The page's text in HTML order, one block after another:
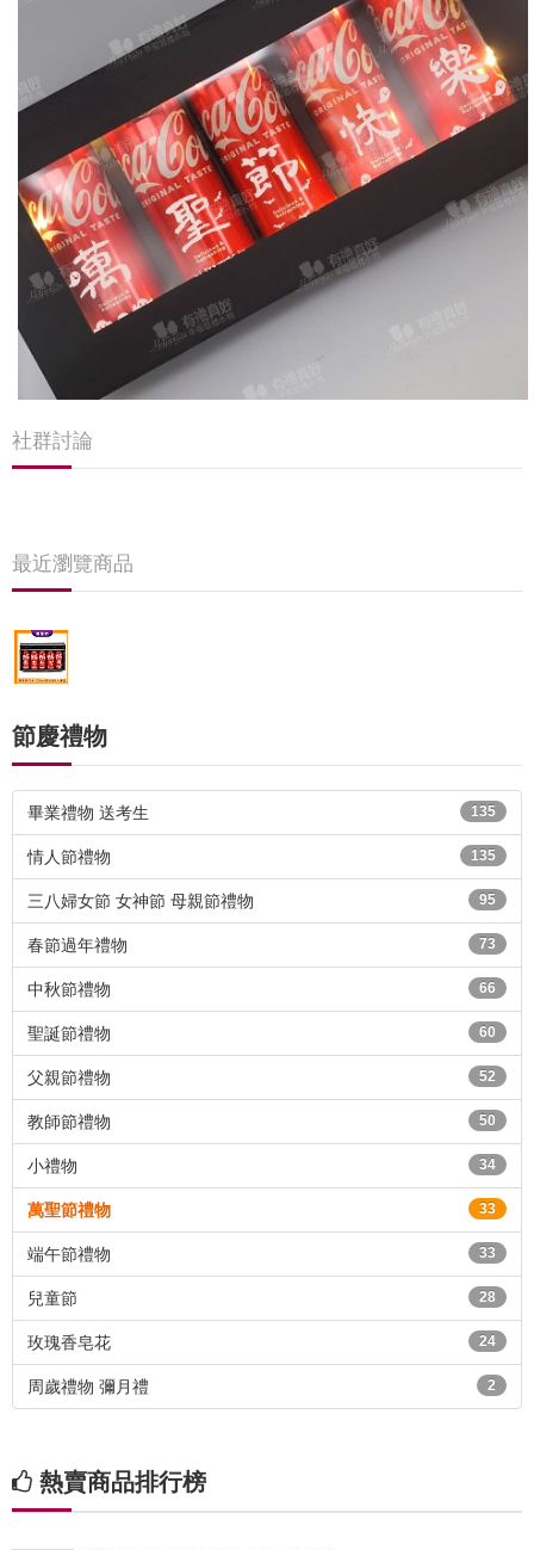
社群討論
最近瀏覽商品
節慶禮物
畢業禮物 送考生 135
情人節禮物 135
三八婦女節 女神節 母親節禮物 95
春節過年禮物 73
中秋節禮物 66
聖誕節禮物 60
父親節禮物 52
教師節禮物 50
小禮物 34
萬聖節禮物 33
端午節禮物 33
兒童節 28
玫瑰香皂花 24
周歲禮物 彌月禮 2
熱賣商品排行榜